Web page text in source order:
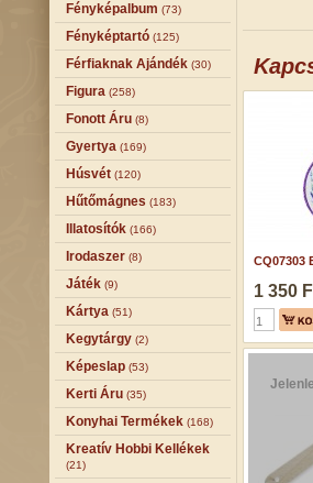
Fényképalbum (73)
Fényképtartó (125)
Férfiaknak Ajándék (30)
Figura (258)
Fonott Áru (8)
Gyertya (169)
Húsvét (120)
Hűtőmágnes (183)
Illatosítók (166)
Irodaszer (8)
Játék (9)
Kártya (51)
Kegytárgy (2)
Képeslap (53)
Kerti Áru (35)
Konyhai Termékek (168)
Kreatív Hobbi Kellékek
(21)
CQ07303
1 350